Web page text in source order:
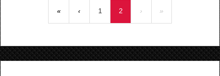
« ‹ 1 2 › »